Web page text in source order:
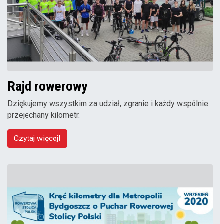
Rajd rowerowy
Dziękujemy wszystkim za udział, zgranie i każdy wspólnie
przejechany kilometr.
Czytaj więcej!